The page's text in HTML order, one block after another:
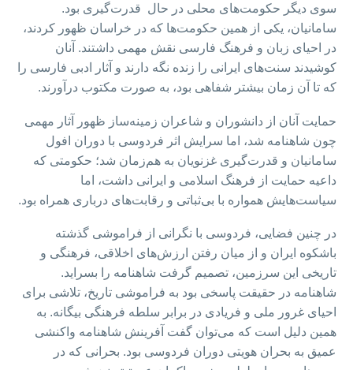
سوی دیگر حکومت‌های محلی در حال قدرت‌گیری بود.
سامانیان، یکی از همین حکومت‌ها که در خراسان ظهور کردند،
در احیای زبان و فرهنگ فارسی نقش مهمی داشتند. آنان
کوشیدند سنت‌های ایرانی را زنده نگه دارند و آثار ادبی فارسی را
که تا آن زمان بیشتر شفاهی بود، به صورت مکتوب درآورند.
حمایت آنان از دانشوران و شاعران زمینه‌ساز ظهور آثار مهمی
چون شاهنامه شد، اما سرایش اثر فردوسی با دوران افول
سامانیان و قدرت‌گیری غزنویان به هم‌زمان شد؛ حکومتی که
داعیه حمایت از فرهنگ اسلامی و ایرانی داشت، اما
سیاست‌هایش همواره با بی‌ثباتی و رقابت‌های درباری همراه بود.
در چنین فضایی، فردوسی با نگرانی از فراموشی گذشته‌
باشکوه ایران و از میان رفتن ارزش‌های اخلاقی، فرهنگی و
تاریخی این سرزمین، تصمیم گرفت شاهنامه را بسراید.
شاهنامه در حقیقت پاسخی بود به فراموشی تاریخ، تلاشی برای
احیای غرور ملی و فریادی در برابر سلطه‌ فرهنگی بیگانه. به
همین دلیل است که می‌توان گفت آفرینش شاهنامه واکنشی
عمیق به بحران هویتی دوران فردوسی بود. بحرانی که در